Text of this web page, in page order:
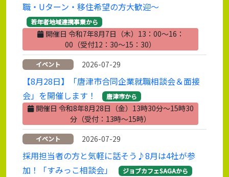
職・Uターン・移住希望の方大歓迎～
若年者地域連携事業から
開催日 令和7年8月7日（木）13：00～16：
00（受付12：30～15：30）
イベント 2026-07-29
【8月28日】「唐津市合同企業就職相談会＆面接
会」を開催します！
唐津市から
開催日 令和8年8月28日（金）13時30分～15時30
分（受付：13時～15時）
イベント 2026-07-29
採用担当者の方と気軽に話そう♪8月は4社が参
加！「すみっこ相談会」
ジョブカフェSAGAから